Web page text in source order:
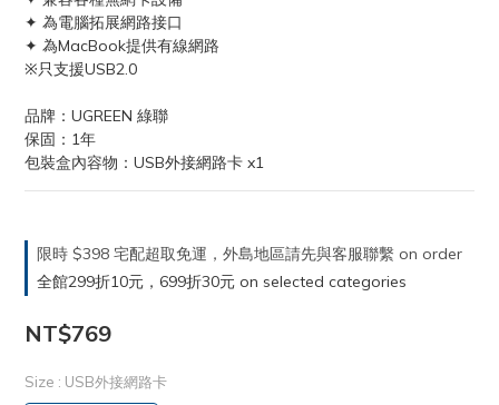
✦ 為電腦拓展網路接口
✦ 為MacBook提供有線網路
※只支援USB2.0
品牌：UGREEN 綠聯
保固：1年
包裝盒內容物：USB外接網路卡 x1
限時 $398 宅配超取免運，外島地區請先與客服聯繫 on order
全館299折10元，699折30元 on selected categories
NT$769
Size : USB外接網路卡